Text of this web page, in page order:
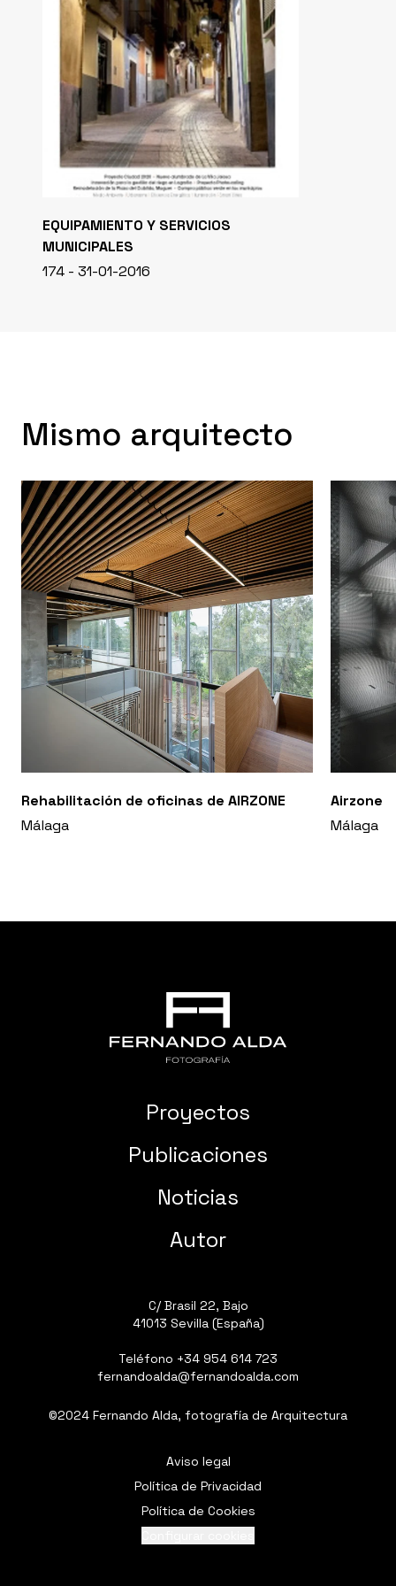
EQUIPAMIENTO Y SERVICIOS
MUNICIPALES
174 - 31-01-2016
Mismo arquitecto
Rehabilitación de oficinas de AIRZONE
Málaga
Airzone
Málaga
Proyectos
Publicaciones
Noticias
Autor
C/ Brasil 22, Bajo
41013 Sevilla (España)
Teléfono +34 954 614 723
fernandoalda@fernandoalda.com
©2024 Fernando Alda, fotografía de Arquitectura
Aviso legal
Política de Privacidad
Política de Cookies